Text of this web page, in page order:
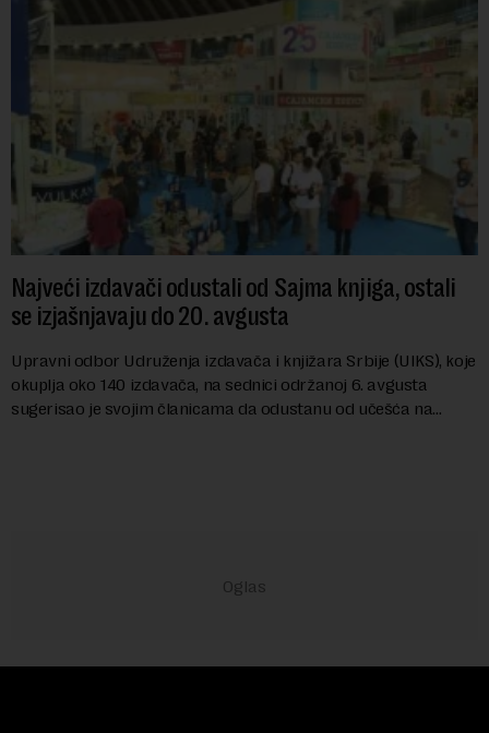
Najveći izdavači odustali od Sajma knjiga, ostali
se izjašnjavaju do 20. avgusta
Upravni odbor Udruženja izdavača i knjižara Srbije (UIKS), koje
okuplja oko 140 izdavača, na sednici održanoj 6. avgusta
sugerisao je svojim članicama da odustanu od učešća na